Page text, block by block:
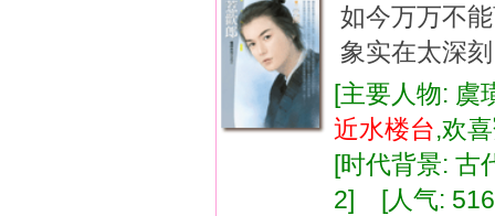
如今万万不
象实在太深刻
[主要人物:
近水楼台,欢
[时代背景:
2] [人气: